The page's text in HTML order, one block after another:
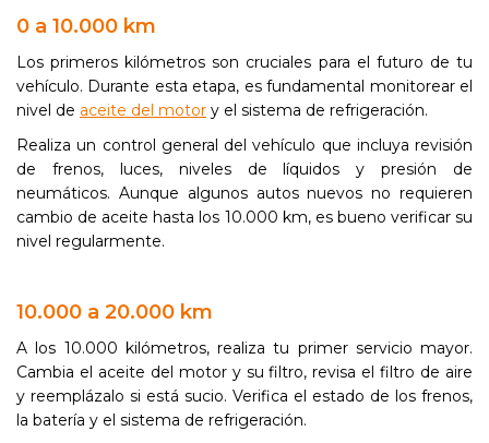
0 a 10.000 km
Los primeros kilómetros son cruciales para el futuro de tu
vehículo. Durante esta etapa, es fundamental monitorear el
nivel de aceite del motor y el sistema de refrigeración.
Realiza un control general del vehículo que incluya revisión
de frenos, luces, niveles de líquidos y presión de
neumáticos. Aunque algunos autos nuevos no requieren
cambio de aceite hasta los 10.000 km, es bueno verificar su
nivel regularmente.
10.000 a 20.000 km
A los 10.000 kilómetros, realiza tu primer servicio mayor.
Cambia el aceite del motor y su filtro, revisa el filtro de aire
y reemplázalo si está sucio. Verifica el estado de los frenos,
la batería y el sistema de refrigeración.